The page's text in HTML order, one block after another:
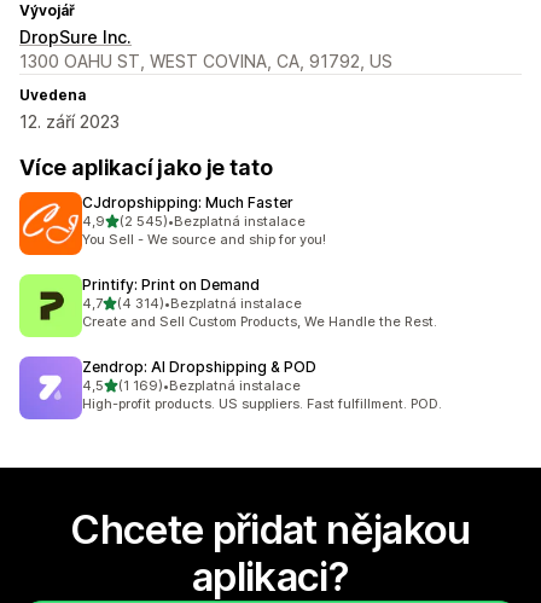
Vývojář
DropSure Inc.
1300 OAHU ST, WEST COVINA, CA, 91792, US
Uvedena
12. září 2023
Více aplikací jako je tato
CJdropshipping: Much Faster
4,9z 5 hvězd
(2 545)
Celkový počet recenzí: 2545
•Bezplatná instalace
You Sell - We source and ship for you!
Printify: Print on Demand
4,7z 5 hvězd
(4 314)
Celkový počet recenzí: 4314
•Bezplatná instalace
Create and Sell Custom Products, We Handle the Rest.
Zendrop: AI Dropshipping & POD
4,5z 5 hvězd
(1 169)
Celkový počet recenzí: 1169
•Bezplatná instalace
High-profit products. US suppliers. Fast fulfillment. POD.
Chcete přidat nějakou
aplikaci?